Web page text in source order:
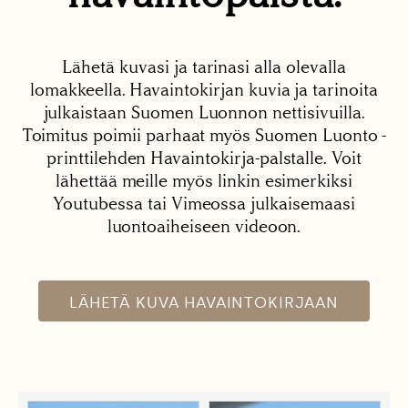
Lähetä kuvasi ja tarinasi alla olevalla
lomakkeella. Havaintokirjan kuvia ja tarinoita
julkaistaan Suomen Luonnon nettisivuilla.
Toimitus poimii parhaat myös Suomen Luonto -
printtilehden Havaintokirja-palstalle. Voit
lähettää meille myös linkin esimerkiksi
Youtubessa tai Vimeossa julkaisemaasi
luontoaiheiseen videoon.
LÄHETÄ KUVA HAVAINTOKIRJAAN